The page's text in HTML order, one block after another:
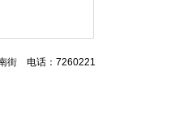
街 电话：7260221